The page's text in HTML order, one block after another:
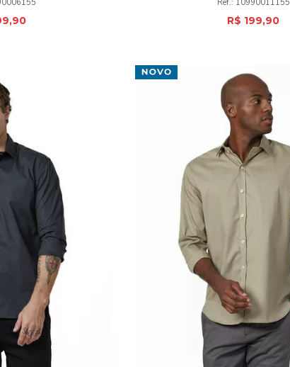
COMPRAR
10990011155
R$ 199,90